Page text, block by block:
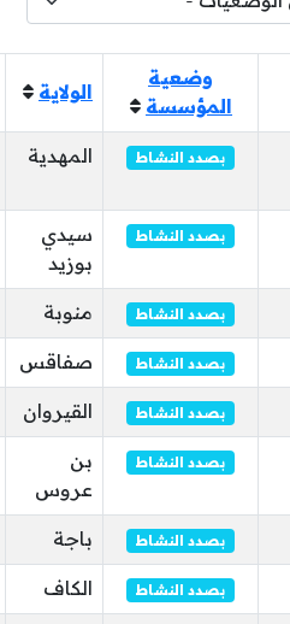
وضعية
المؤسسة
الولاية
بصدد النشاط المهدية
بصدد النشاط
سيدي
بوزيد
بصدد النشاط منوبة
بصدد النشاط صفاقس
بصدد النشاط القيروان
بصدد النشاط
بن
عروس
بصدد النشاط باجة
بصدد النشاط الكاف